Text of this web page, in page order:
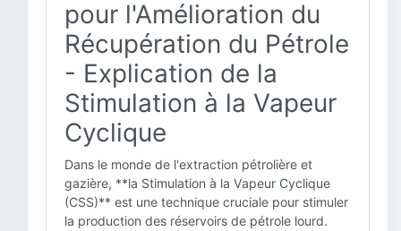
pour l'Amélioration du
Récupération du Pétrole
- Explication de la
Stimulation à la Vapeur
Cyclique
Dans le monde de l'extraction pétrolière et
gazière, **la Stimulation à la Vapeur Cyclique
(CSS)** est une technique cruciale pour stimuler
la production des réservoirs de pétrole lourd.